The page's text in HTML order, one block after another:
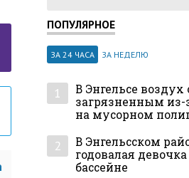
ПОПУЛЯРНОЕ
ЗА 24 ЧАСА ЗА НЕДЕЛЮ
1
В Энгельсе воздух
загрязненным из-
на мусорном
2
В Энгельсском
годовалая
бассейне